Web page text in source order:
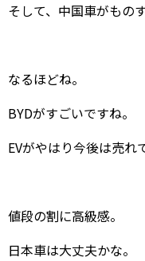
そして、中国車がもの
なるほどね。
BYDがすごいですね。
EVがやはり今後は売れ
値段の割に高級感。
日本車は大丈夫かな。